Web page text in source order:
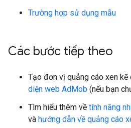
Trường hợp sử dụng mẫu
Các bước tiếp theo
Tạo đơn vị quảng cáo xen
diện web AdMob (nếu bạn
Tìm hiểu thêm về tính năng
và hướng dẫn về quảng cáo